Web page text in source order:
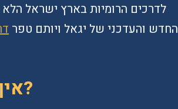
לדרכים הרומיות בארץ ישראל הלא
החדש והעדכני של יגאל ויותם טפר
איך זה קשור לפרשת שופטים?